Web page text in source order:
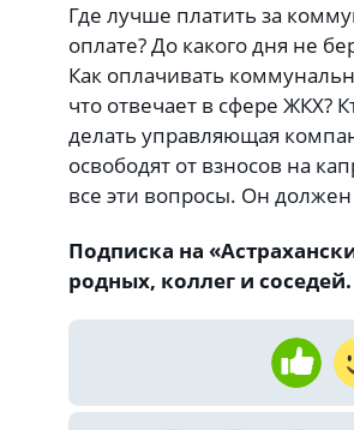
Где лучше платить за
оплате? До какого дня не
Как оплачивать
что отвечает в сфере ЖКХ?
делать управляющая
освободят от взносов на
все эти вопросы. Он
Подписка на
родных, коллег и соседей.